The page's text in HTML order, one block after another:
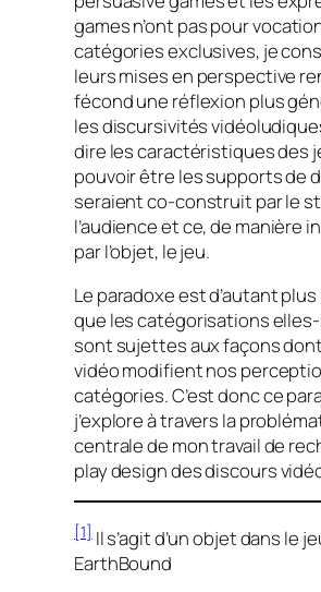
gamesn’ont pas pour
catégories exclusives, je
leurs mises en perspective
fécond une réflexion plus
les discursivités
dire les caractéristiques des
pouvoir être les supports de
seraient co-construit par le
l’audience et ce, de manière
par l’objet, le jeu.
Le paradoxe est d’autant
que les catégorisations
sont sujettes aux façons
vidéo modifient nos
catégories. C’est donc ce
j’explore à travers la
centrale de mon travail de
play designdes discours
[1]Il s’agit d’un objet dans le
EarthBound